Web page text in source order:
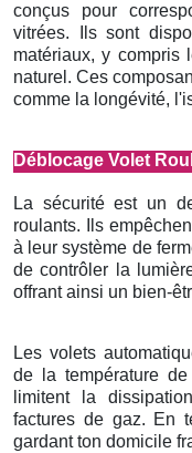
conçus pour
vitrées. Ils sont
matériaux, y compris
naturel. Ces
comme la longévité,
Déblocage Volet
La sécurité est un
roulants. Ils
à leur système de
de contrôler la
offrant ainsi un bien-
Les volets
de la température
limitent la
factures de gaz. En
gardant ton domicile